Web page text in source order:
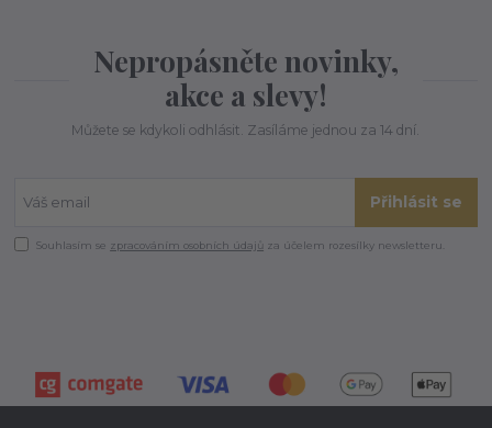
Nepropásněte novinky,
akce a slevy!
Můžete se kdykoli odhlásit. Zasíláme jednou za 14 dní.
Přihlásit se
Souhlasím se zpracováním osobních údajů za účelem rozesílky newsletteru.